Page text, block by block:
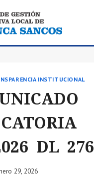
INSTITUCIONAL
DL 276
29, 2026